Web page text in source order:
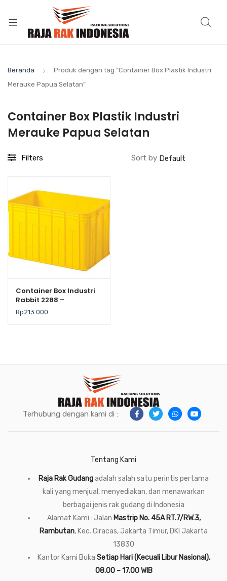
Beranda
Produk dengan tag “Container Box Plastik Industri
Merauke Papua Selatan”
Container Box Plastik Industri
Merauke Papua Selatan
Filters Sort by
Container Box Industri
Rabbit 2288 –
Keranjang Plastik
Rapat Serbaguna
Rp213.000
Terhubung dengan kami di :
Tentang Kami
Raja Rak Gudangadalah salah satu perintis pertama
kali yang menjual, menyediakan, dan menawarkan
berbagai jenis rak gudang di Indonesia
Alamat Kami : Jalan Mastrip No. 45A RT.7/RW.3,
Rambutan, Kec. Ciracas, Jakarta Timur, DKI Jakarta
13830
Kantor Kami Buka Setiap Hari (Kecuali Libur Nasional),
08.00 – 17.00 WIB